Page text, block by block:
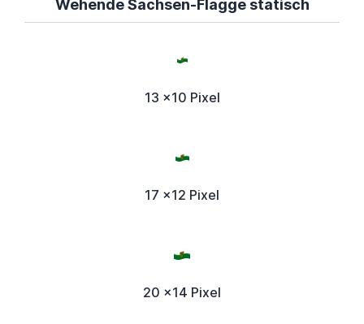
Wehende Sachsen-Flagge statisch
13 x10 Pixel
17 x12 Pixel
20 x14 Pixel